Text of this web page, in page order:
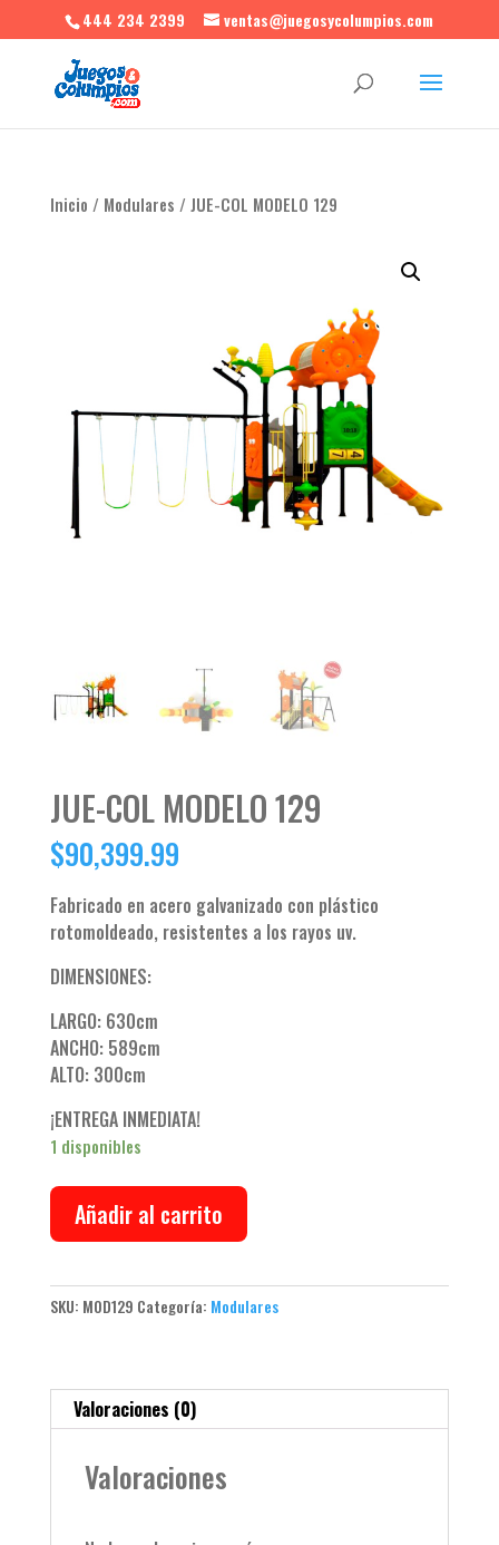
444 234 2399 ventas@juegosycolumpios.com
Inicio / Modulares / JUE-COL MODELO 129
JUE-COL MODELO 129
$90,399.99
Fabricado en acero galvanizado con plástico
rotomoldeado, resistentes a los rayos uv.
DIMENSIONES:
LARGO: 630cm
ANCHO: 589cm
ALTO: 300cm
¡ENTREGA INMEDIATA!
1 disponibles
Añadir al carrito
SKU: MOD129 Categoría: Modulares
Valoraciones (0)
Valoraciones